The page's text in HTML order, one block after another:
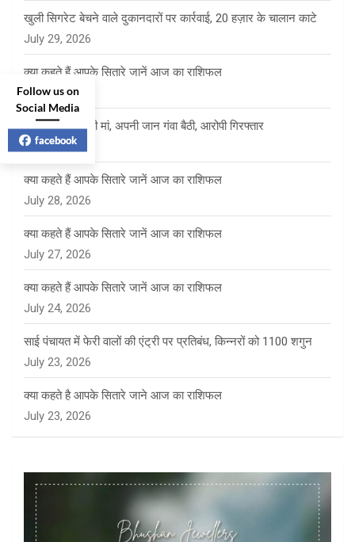
खुली सिगरेट बेचने वाले दुकानदारों पर कार्रवाई, 20 हज़ार के चालान काटे
July 29, 2026
क्या कहते हैं आपके सितारे जानें आज का राशिफल
July 29, 2026
बेटे को बचाने दौड़ी मां, अपनी जान गंवा बैठी, आरोपी गिरफ्तार
July 28, 2026
क्या कहते हैं आपके सितारे जानें आज का राशिफल
July 28, 2026
क्या कहते हैं आपके सितारे जानें आज का राशिफल
July 27, 2026
क्या कहते हैं आपके सितारे जानें आज का राशिफल
July 24, 2026
साई पंचायत में फेरी वालों की एंट्री पर प्रतिबंध, किन्नरों को 1100 शगुन
July 23, 2026
क्या कहते है आपके सितारे जाने आज का राशिफल
July 23, 2026
Follow us on
Social Media
facebook